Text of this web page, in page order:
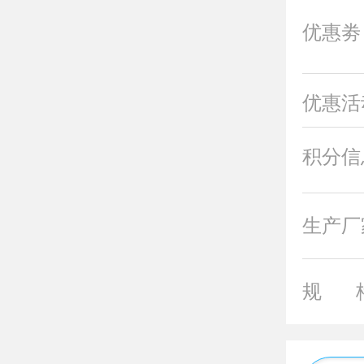
优惠劵
优惠
积分
生产
规